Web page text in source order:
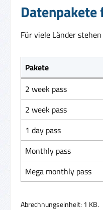
Für viele Länder
Pakete
2 week pass
2 week pass
1 day pass
Monthly pass
Mega monthly pass
Abrechnungseinheit: 1 KB.